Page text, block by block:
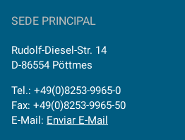
SEDE PRINCIPAL
Rudolf-Diesel-Str. 14
D-86554 Pöttmes
Tel.: +49(0)8253-9965-0
Fax: +49(0)8253-9965-50
E-Mail: Enviar E-Mail